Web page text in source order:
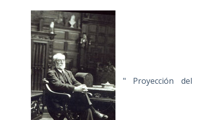
" Proyección del